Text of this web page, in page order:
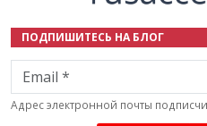
ПОДПИШИТЕСЬ НА БЛОГ
Email
Адрес электронной почты